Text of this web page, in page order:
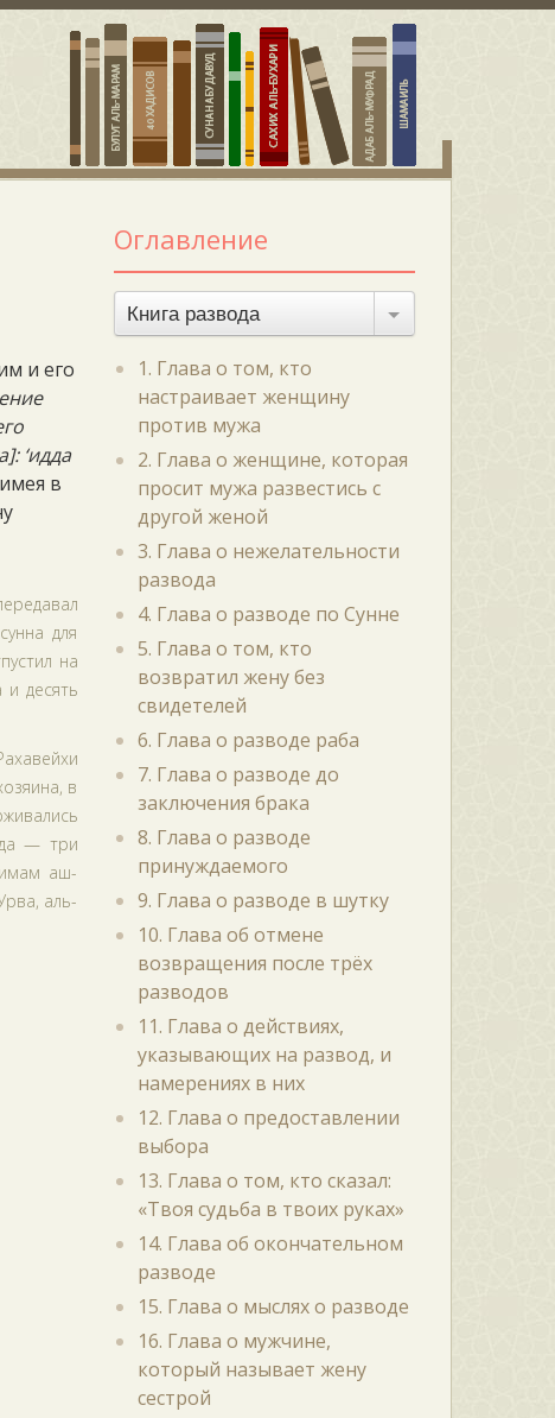
и его
‘идда
в
для
на
десять
в
— три
имам аш-
аль-
Оглавление
Книга развода
1. Глава о том, кто
настраивает женщину
против мужа
2. Глава о женщине, которая
просит мужа развестись с
другой женой
3. Глава о нежелательности
развода
4. Глава о разводе по Сунне
5. Глава о том, кто
возвратил жену без
свидетелей
6. Глава о разводе раба
7. Глава о разводе до
заключения брака
8. Глава о разводе
принуждаемого
9. Глава о разводе в шутку
10. Глава об отмене
возвращения после трёх
разводов
11. Глава о действиях,
указывающих на развод, и
намерениях в них
12. Глава о предоставлении
выбора
13. Глава о том, кто сказал:
«Твоя судьба в твоих руках»
14. Глава об окончательном
разводе
15. Глава о мыслях о разводе
16. Глава о мужчине,
который называет жену
сестрой